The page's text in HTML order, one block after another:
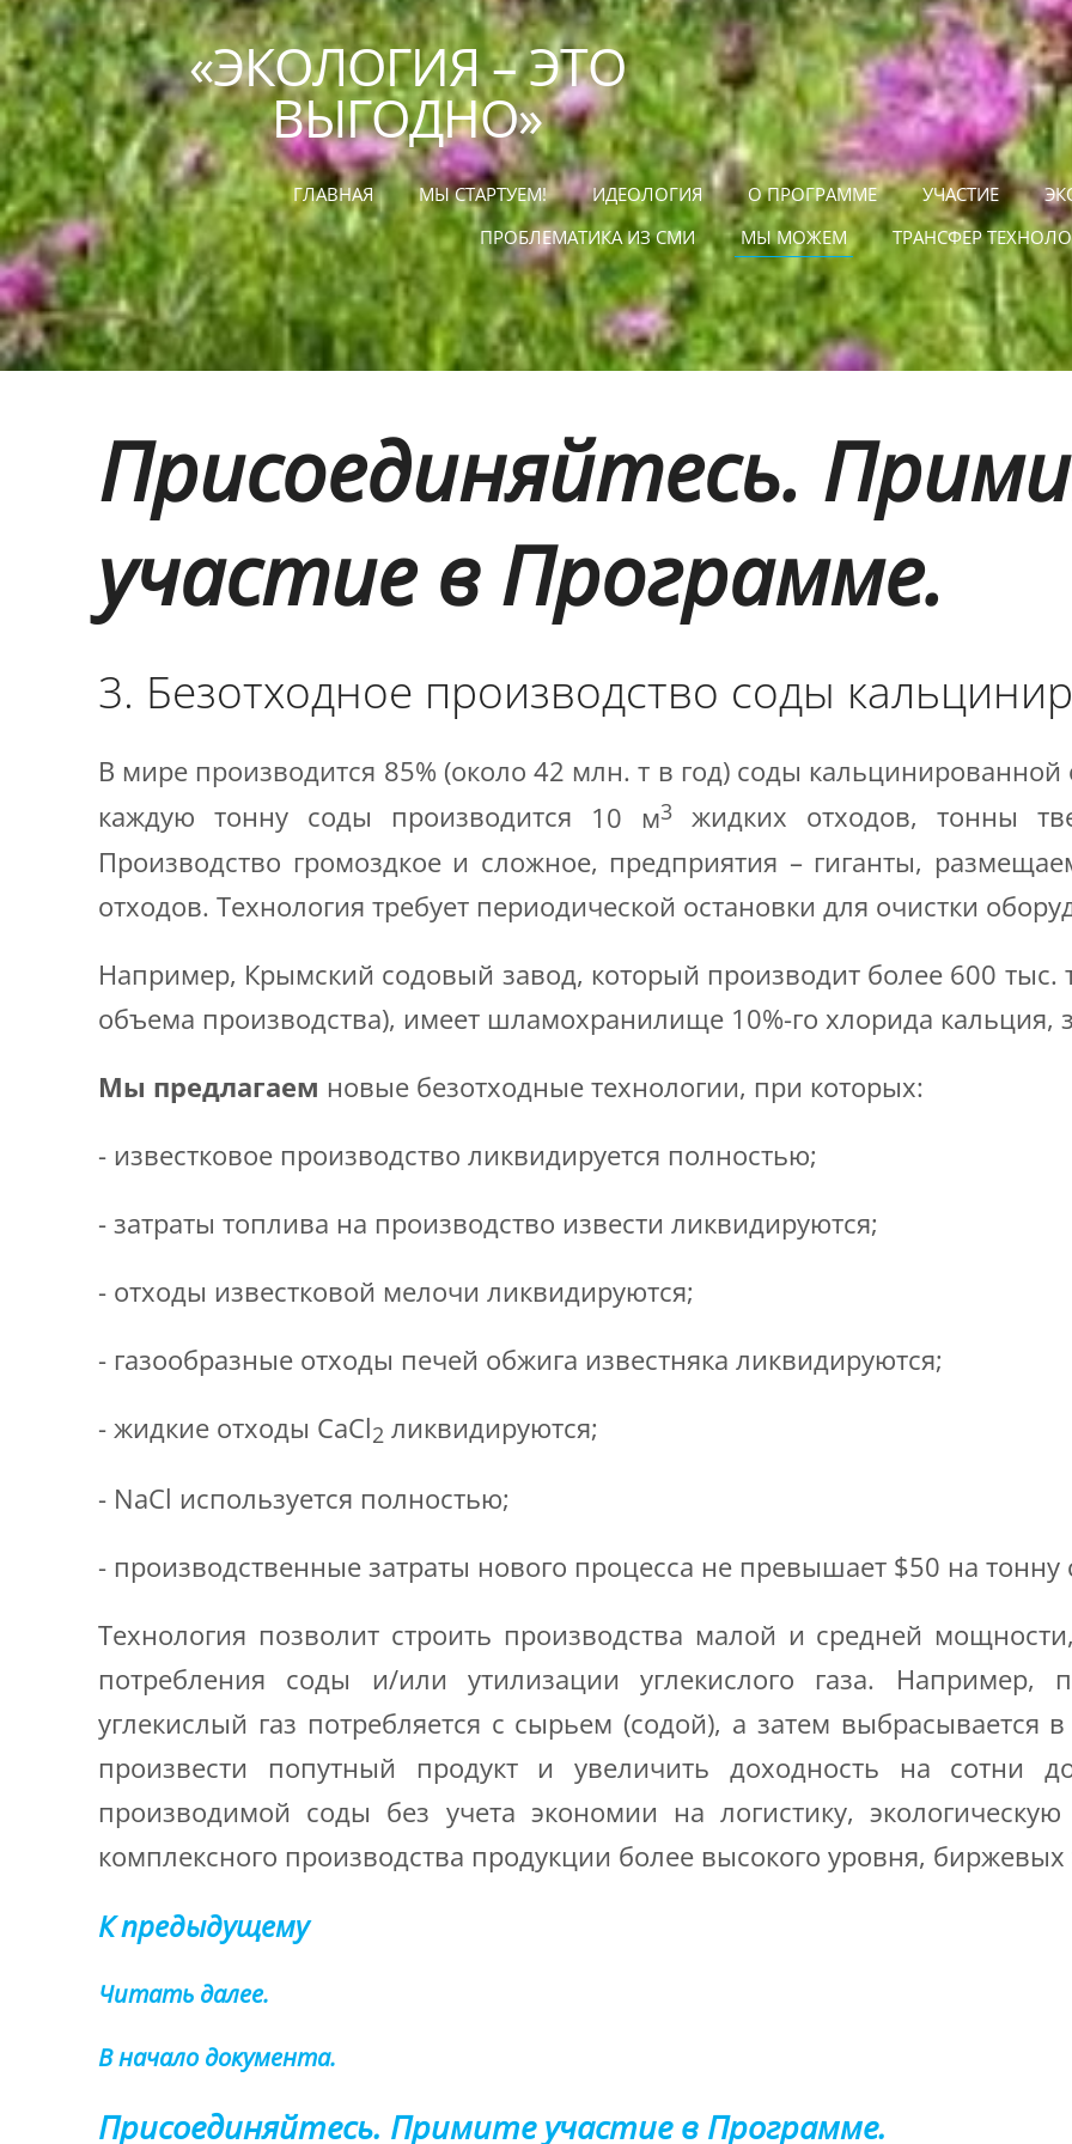
«ЭКОЛОГИЯ – ЭТО
ВЫГОДНО»
ГЛАВНАЯ МЫ СТАРТУЕМ! ИДЕОЛОГИЯ О ПРОГРАММЕ УЧАСТИЕ
ПРОБЛЕМАТИКА ИЗ СМИ
МЫ МОЖЕМ ТРАНСФЕР
Присоединяйтесь.
участие в Программе.
3. Безотходное производство соды
В мире производится 85% (около 42 млн. т в год) соды
каждую тонну соды производится 10 м3
жидких отходов, тонны
Производство громоздкое и сложное, предприятия – гиганты,
отходов. Технология требует периодической остановки для очистки
Например, Крымский содовый завод, который производит более 600 тыс.
объема производства), имеет шламохранилище 10%-го хлорида
Мы предлагаем новые безотходные технологии, при которых:
- известковое производство ликвидируется полностью;
- затраты топлива на производство извести ликвидируются;
- отходы известковой мелочи ликвидируются;
- газообразные отходы печей обжига известняка ликвидируются;
- жидкие отходы CaCl2 ликвидируются;
- NaCl используется полностью;
- производственные затраты нового процесса не превышает $50 на тонну
Технология позволит строить производства малой и средней
потребления соды и/или утилизации углекислого газа. Например,
углекислый газ потребляется с сырьем (содой), а затем выбрасывается
произвести попутный продукт и увеличить доходность на сотни
производимой соды без учета экономии на логистику,
комплексного производства продукции более высокого уровня, биржевых
К предыдущему
Читать далее.
В начало документа.
Присоединяйтесь. Примите участие в Программе.